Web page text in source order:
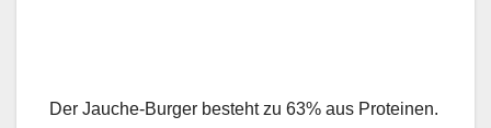
Der Jauche-Burger besteht zu 63% aus Proteinen.